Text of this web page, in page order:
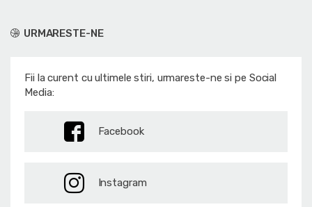
URMARESTE-NE
Fii la curent cu ultimele stiri, urmareste-ne si pe Social
Media:
Facebook
Instagram